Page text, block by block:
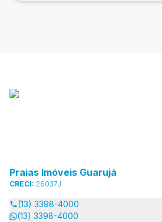
Praias Imóveis Guarujá
CRECI: 26037J
(13) 3398-4000
(13) 3398-4000